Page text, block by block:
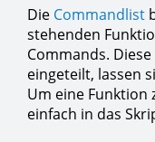
Die Commandlist
stehenden
Commands.
eingeteilt, lassen
Um eine Funktion
einfach in das